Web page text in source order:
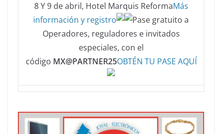
8 Y 9 de abril, Hotel Marquis ReformaMás
información y registro
Pase gratuito a
Operadores, reguladores e invitados
especiales, con el
código MX@PARTNER25OBTÉN TU PASE AQUÍ